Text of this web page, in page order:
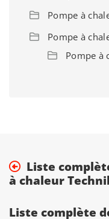
Pompe à
Pompe à
Pompe à
Liste
à chaleur
Liste complète